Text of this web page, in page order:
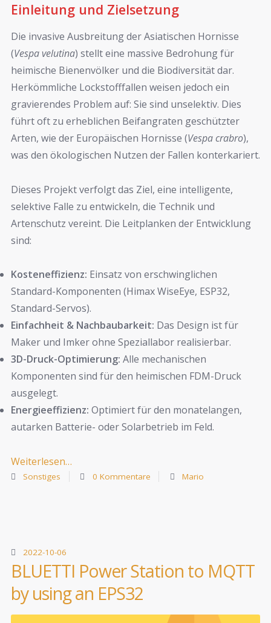
Einleitung und Zielsetzung
Die invasive Ausbreitung der Asiatischen Hornisse
(Vespa velutina) stellt eine massive Bedrohung für
heimische Bienenvölker und die Biodiversität dar.
Herkömmliche Lockstofffallen weisen jedoch ein
gravierendes Problem auf: Sie sind unselektiv. Dies
führt oft zu erheblichen Beifangraten geschützter
Arten, wie der Europäischen Hornisse (Vespa crabro),
was den ökologischen Nutzen der Fallen konterkariert.
Dieses Projekt verfolgt das Ziel, eine intelligente,
selektive Falle zu entwickeln, die Technik und
Artenschutz vereint. Die Leitplanken der Entwicklung
sind:
Kosteneffizienz: Einsatz von erschwinglichen
Standard-Komponenten (Himax WiseEye, ESP32,
Standard-Servos).
Einfachheit & Nachbaubarkeit: Das Design ist für
Maker und Imker ohne Speziallabor realisierbar.
3D-Druck-Optimierung: Alle mechanischen
Komponenten sind für den heimischen FDM-Druck
ausgelegt.
Energieeffizienz: Optimiert für den monatelangen,
autarken Batterie- oder Solarbetrieb im Feld.
Weiterlesen…
Sonstiges 0 Kommentare Mario
2022-10-06
BLUETTI Power Station to MQTT
by using an EPS32